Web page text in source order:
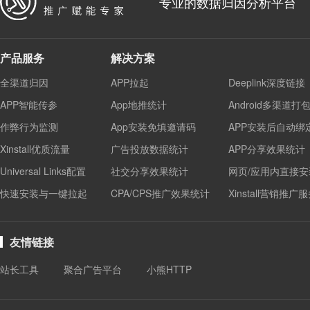
产品服务
全渠道归因
APP智能传参
作弊行为监测
Xinstall优质流量
Universal Links配置
快速安装与一键拉起
解决方案
APP拉起
Deeplink深度链接
App地推统计
Android多渠道打包
App安装免填邀请码
APP安装后自动绑
广告投放数据统计
APP分享效果统计
社交分享效果统计
网页/应用内直接
CPA/CPS推广效果统计
Xinstall营销推广
友情链接
站长工具 聚合广告平台 小熊HTTP